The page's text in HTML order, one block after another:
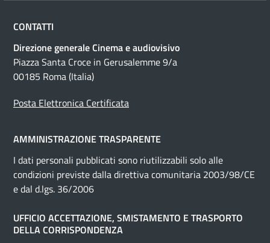
CONTATTI
Direzione generale Cinema e audiovisivo
Piazza Santa Croce in Gerusalemme 9/a
00185 Roma (Italia)
Posta Elettronica Certificata
AMMINISTRAZIONE TRASPARENTE
I dati personali pubblicati sono riutilizzabili solo alle
condizioni previste dalla direttiva comunitaria 2003/98/CE
e dal d.lgs. 36/2006
UFFICIO ACCETTAZIONE, SMISTAMENTO E TRASPORTO
DELLA CORRISPONDENZA